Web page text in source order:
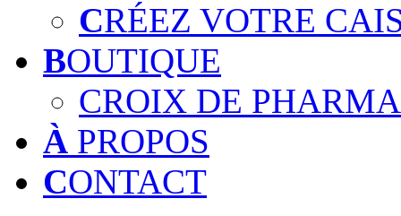
CRÉEZ VOTRE
BOUTIQUE
CROIX DE
À PROPOS
CONTACT